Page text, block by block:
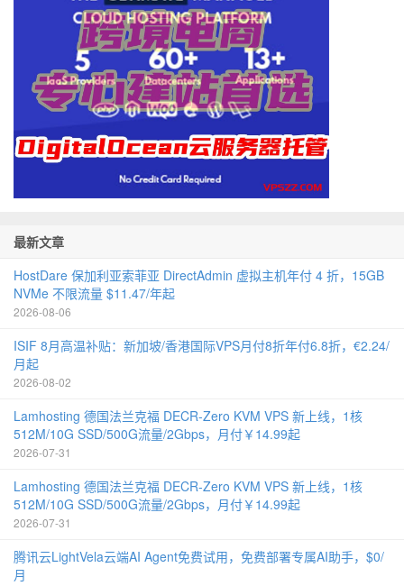
最新文章
HostDare 保加利亚索菲亚 DirectAdmin 虚拟主机年付 4 折，15GB
NVMe 不限流量 $11.47/年起
2026-08-06
ISIF 8月高温补贴：新加坡/香港国际VPS月付8折年付6.8折，€2.24/
月起
2026-08-02
Lamhosting 德国法兰克福 DECR-Zero KVM VPS 新上线，1核
512M/10G SSD/500G流量/2Gbps，月付￥14.99起
2026-07-31
Lamhosting 德国法兰克福 DECR-Zero KVM VPS 新上线，1核
512M/10G SSD/500G流量/2Gbps，月付￥14.99起
2026-07-31
腾讯云LightVela云端AI Agent免费试用，免费部署专属AI助手，$0/
月